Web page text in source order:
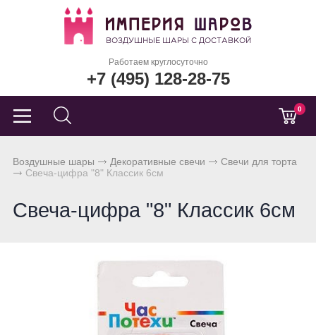
Работаем круглосуточно
+7 (495) 128-28-75
0
Воздушные шары Декоративные свечи
Свечи для торта
Свеча-цифра "8" Классик 6см
Свеча-цифра "8" Классик 6см